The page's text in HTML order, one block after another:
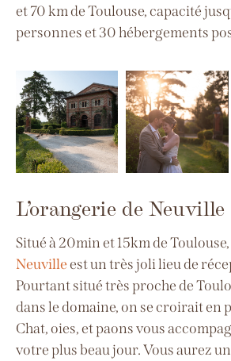
et 70 km de Toulouse, capacité
personneset 30 hébergements
L’orangerie de Neuville
Situé à 20min et 15km de Toulouse,
Neuvilleest un trèsjoli lieu de
Pourtant situé très proche de
dans le domaine, on se croirait en
Chat, oies, et paons vous
votre plus beau jour. Vous aurez